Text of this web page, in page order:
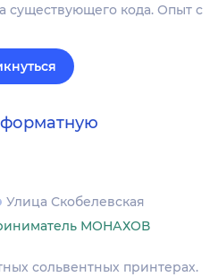
существующего кода. Опыт с
Улица Скобелевская
МОНАХОВ
сольвентных принтерах.